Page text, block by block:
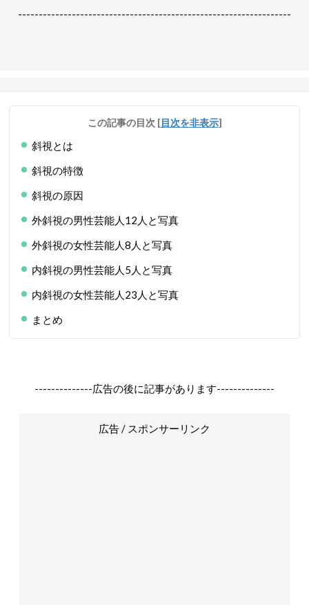
------------------------------------------------------------------
この記事の目次 [目次を非表示]
斜視とは
斜視の特徴
斜視の原因
外斜視の男性芸能人12人と写真
外斜視の女性芸能人8人と写真
内斜視の男性芸能人5人と写真
内斜視の女性芸能人23人と写真
まとめ
--------------広告の後に記事があります--------------
広告 / スポンサーリンク